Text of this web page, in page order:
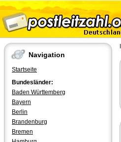
Navigation
Startseite
Bundesländer:
Baden Württemberg
Bayern
Berlin
Brandenburg
Bremen